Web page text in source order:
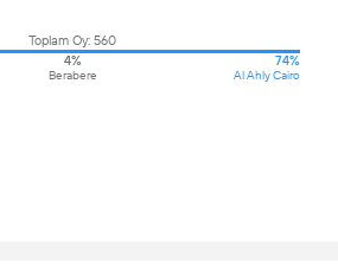
Toplam Oy: 560
4%
Berabere
74%
Al Ahly Cairo